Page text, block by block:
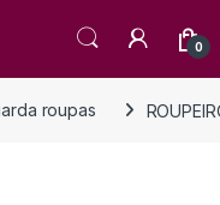
0
roupas